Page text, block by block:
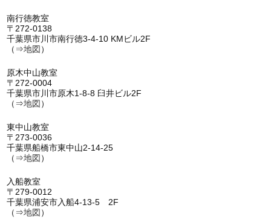
南行徳教室
〒272-0138
千葉県市川市南行徳3-4-10 KMビル2F
（⇒地図 ）
原木中山教室
〒272-0004
千葉県市川市原木1-8-8 臼井ビル2F
（⇒地図 ）
東中山教室
〒273-0036
千葉県船橋市東中山2-14-25
（⇒地図 ）
入船教室
〒279-0012
千葉県浦安市入船4-13-5 2F
（⇒地図 ）